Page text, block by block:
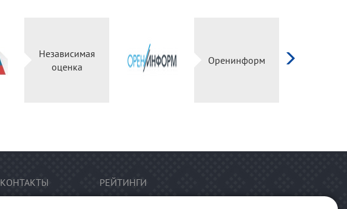
Независимая
оценка
Оренинформ
КОНТАКТЫ РЕЙТИНГИ